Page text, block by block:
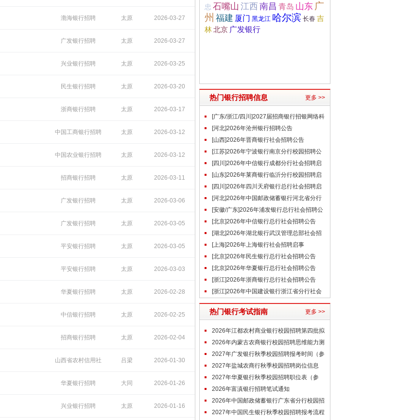
招聘 16:29:14
渤海银行招聘 太原 2026-03-27
11:12:18
广发银行招聘 太原 2026-03-27
10:46:22
兴业银行招聘 太原 2026-03-25
10:02:54
民生银行招聘 太原 2026-03-20
10:42:01
浙商银行招聘 太原 2026-03-17
09:30:14
中国工商银行招聘 太原 2026-03-12
19:41:05
中国农业银行招聘 太原 2026-03-12
18:38:06
招商银行招聘 太原 2026-03-11
14:59:07
广发银行招聘 太原 2026-03-06
14:32:08
广发银行招聘 太原 2026-03-05
14:26:49
平安银行招聘 太原 2026-03-05
10:21:28
平安银行招聘 太原 2026-03-03
17:32:13
华夏银行招聘 太原 2026-02-28
14:18:14
中信银行招聘 太原 2026-02-25
10:13:56
招商银行招聘 太原 2026-02-04
10:15:07
山西省农村信用社
招聘
吕梁 2026-01-30
09:27:12
华夏银行招聘 大同 2026-01-26
13:47:03
兴业银行招聘 太原 2026-01-16
忠 石嘴山 江西 南昌 青岛 山东 广
州 福建 厦门 黑龙江 哈尔滨 长春 吉
林北京 广发银行
热门银行招聘信息 更多 >>
[广东/浙江/四川]2027届招商银行招银网络科
技秋季校园招聘公告
[河北]2026年沧州银行招聘公告
[山西]2026年晋商银行社会招聘公告
[江苏]2026年宁波银行南京分行校园招聘公
告（7.24）
[四川]2026年中信银行成都分行社会招聘启
事（7.26）
[山东]2026年莱商银行临沂分行校园招聘启
事
[四川]2026年四川天府银行总行社会招聘启
事（7.24）
[河北]2026年中国邮政储蓄银行河北省分行
社会招聘公告(7.27)
[安徽/广东]2026年浦发银行总行社会招聘公
告（7.24）
[北京]2026年中信银行总行社会招聘公告
（7.27）
[湖北]2026年湖北银行武汉管理总部社会招
聘公告（7.29）
[上海]2026年上海银行社会招聘启事
（7.29）
[北京]2026年民生银行总行社会招聘公告
（7.27）
[北京]2026年华夏银行总行社会招聘公告
（7.24）
[浙江]2026年浙商银行总行社会招聘公告
（7.30）
[浙江]2026年中国建设银行浙江省分行社会
招聘公告
热门银行考试指南 更多 >>
2026年江都农村商业银行校园招聘第四批拟
录用人员（7.24）
2026年内蒙古农商银行校园招聘思维能力测
评通知
2027年广发银行秋季校园招聘报考时间（参
考）2027年盐城农商行秋季校园招聘岗位信息
（参考）
2027年华夏银行秋季校园招聘职位表（参
考）2026年富滇银行招聘笔试通知
2026年中国邮政储蓄银行广东省分行校园招
聘结果公示（第三批）
2027年中国民生银行秋季校园招聘报考流程